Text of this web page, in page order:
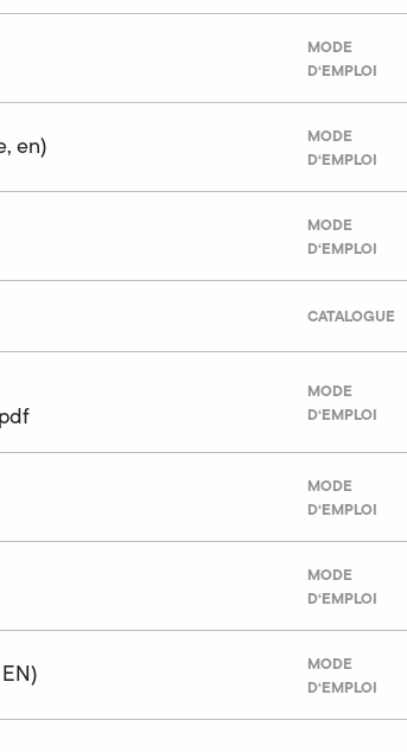
MODE
D‘EMPLOI
en)
MODE
D‘EMPLOI
MODE
D‘EMPLOI
CATALOGUE
MODE
D‘EMPLOI
MODE
D‘EMPLOI
MODE
D‘EMPLOI
MODE
D‘EMPLOI